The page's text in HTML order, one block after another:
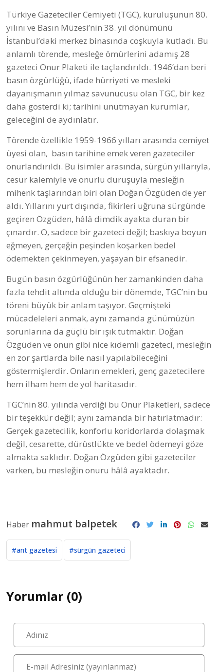
Türkiye Gazeteciler Cemiyeti (TGC), kuruluşunun 80.
yılını ve Basın Müzesi’nin 38. yıl dönümünü
İstanbul’daki merkez binasında coşkuyla kutladı. Bu
anlamlı törende, mesleğe ömürlerini adamış 28
gazeteci Onur Plaketi ile taçlandırıldı. 1946’dan beri
basın özgürlüğü, ifade hürriyeti ve mesleki
dayanışmanın yılmaz savunucusu olan TGC, bir kez
daha gösterdi ki; tarihini unutmayan kurumlar,
geleceğini de aydınlatır.
Törende özellikle 1959-1966 yılları arasında cemiyet
üyesi olan, basın tarihine emek veren gazeteciler
onurlandırıldı. Bu isimler arasında, sürgün yıllarıyla,
cesur kalemiyle ve onurlu duruşuyla mesleğin
mihenk taşlarından biri olan Doğan Özgüden de yer
aldı. Yıllarını yurt dışında, fikirleri uğruna sürgünde
geçiren Özgüden, hâlâ dimdik ayakta duran bir
çınardır. O, sadece bir gazeteci değil; baskıya boyun
eğmeyen, gerçeğin peşinden koşarken bedel
ödemekten çekinmeyen, yaşayan bir efsanedir.
Bugün basın özgürlüğünün her zamankinden daha
fazla tehdit altında olduğu bir dönemde, TGC’nin bu
töreni büyük bir anlam taşıyor. Geçmişteki
mücadeleleri anmak, aynı zamanda günümüzün
sorunlarına da güçlü bir ışık tutmaktır. Doğan
Özgüden ve onun gibi nice kıdemli gazeteci, mesleğin
en zor şartlarda bile nasıl yapılabileceğini
göstermişlerdir. Onların emekleri, genç gazetecilere
hem ilham hem de yol haritasıdır.
TGC’nin 80. yılında verdiği bu Onur Plaketleri, sadece
bir teşekkür değil; aynı zamanda bir hatırlatmadır:
Gerçek gazetecilik, konforlu koridorlarda dolaşmak
değil, cesarette, dürüstlükte ve bedel ödemeyi göze
almakta saklıdır. Doğan Özgüden gibi gazeteciler
varken, bu mesleğin onuru hâlâ ayaktadır.
Haber mahmut balpetek
#ant gazetesi #sürgün gazeteci
Yorumlar (0)